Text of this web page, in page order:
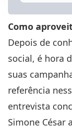
Como
Depois de
social, é hora
suas
referência
entrevista
Simone César